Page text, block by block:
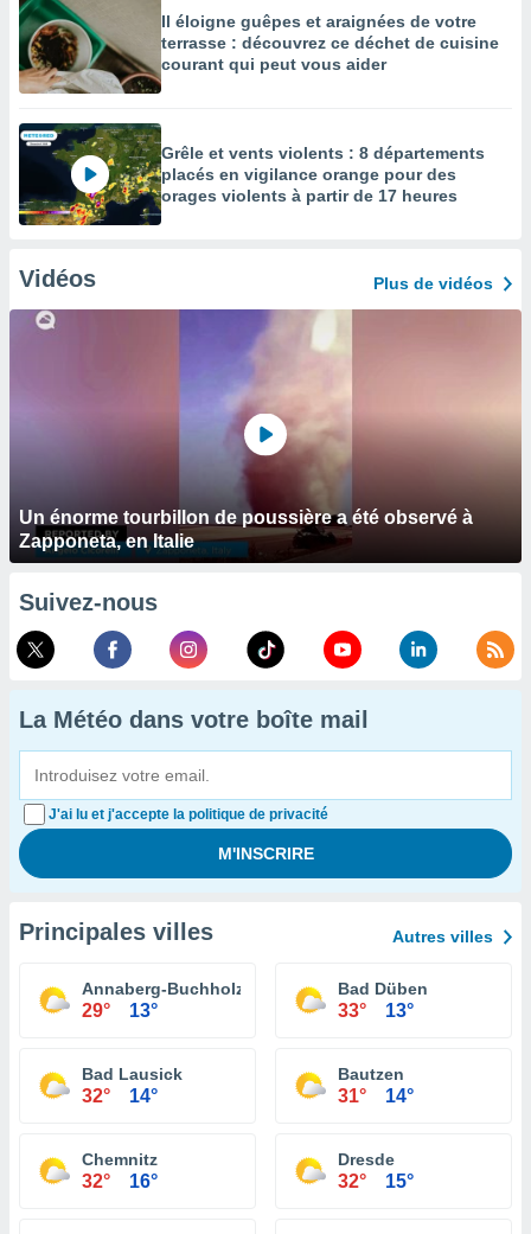
Il éloigne guêpes et araignées de votre
terrasse : découvrez ce déchet de cuisine
courant qui peut vous aider
Grêle et vents violents : 8 départements
placés en vigilance orange pour des
orages violents à partir de 17 heures
Vidéos Plus de vidéos
Un énorme tourbillon de poussière a été observé à
Zapponeta, en Italie
Suivez-nous
La Météo dans votre boîte mail
J'ai lu et j'accepte la politique de privacité
Principales villes Autres villes
Annaberg-Buchholz
29° 13°
Bad Düben
33° 13°
Bad Lausick
32° 14°
Bautzen
31° 14°
Chemnitz
32° 16°
Dresde
32° 15°